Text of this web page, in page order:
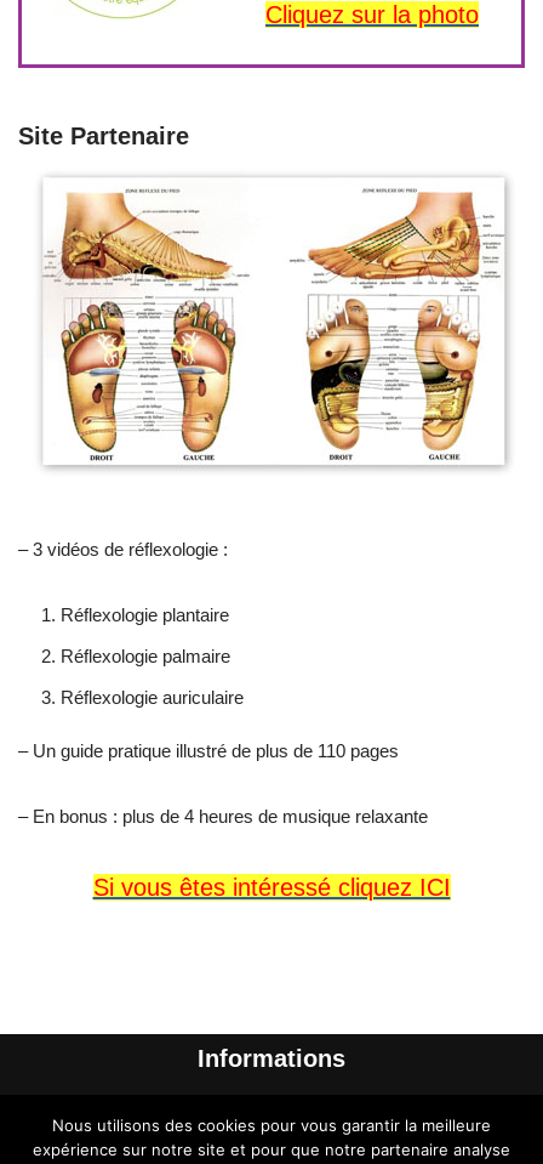
Cliquez sur la photo
Site Partenaire
– 3 vidéos de réflexologie :
Réflexologie plantaire
Réflexologie palmaire
Réflexologie auriculaire
– Un guide pratique illustré de plus de 110 pages
– En bonus : plus de 4 heures de musique relaxante
Si vous êtes intéressé cliquez ICI
Informations
A propos de l’auteur
Nous utilisons des cookies pour vous garantir la meilleure
expérience sur notre site et pour que notre partenaire analyse